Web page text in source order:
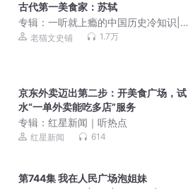
古代第一美食家：苏轼
专辑： 一听就上瘾的中国历史冷知识|上
下五千年 未解之谜野史趣闻
老猫文史铺 1.7万
京东外卖迈出第二步：开美食广场，试
水“一单外卖能吃多店”服务
专辑： 红星新闻｜听热点
红星新闻 614
第744集 我在人民广场泡姐妹